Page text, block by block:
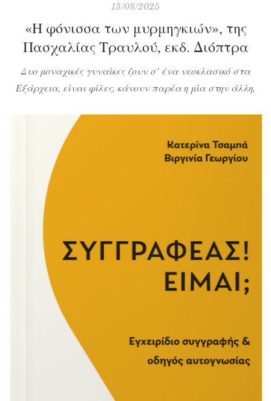
13/08/2025
«Η φόνισσα των μυρμηγκιών», της
Πασχαλίας Τραυλού, εκδ. Διόπτρα
Δυο μοναχικές γυναίκες ζουν σ’ ένα νεοκλασικό στα
Εξάρχεια, είναι φίλες, κάνουν παρέα η μία στην άλλη,
άλλης, ώσπου η νεότερη κάνει απόπειρα αυτοκτονίας και
η άλλη προσπαθεί να καταλάβει τι συμβαίνει στην
ευαίσθητη ψυχή της φίλης της. Τα πράγματα γίνονται
χειρότερα όταν η αυτόχειρας κατηγορείται […]